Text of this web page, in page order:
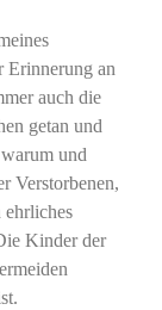
Erinnerung an
auch die
getan und
und
Verstorbenen,
ehrliches
Kinder der